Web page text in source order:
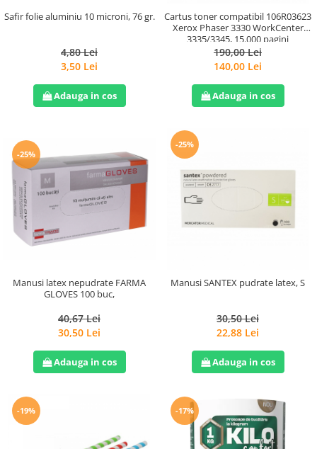
Safir folie aluminiu 10 microni, 76 gr.
4,80 Lei
3,50 Lei
Adauga in cos
Cartus toner compatibil 106R03623
Xerox Phaser 3330 WorkCenter
3335/3345, 15.000 pagini
190,00 Lei
140,00 Lei
Adauga in cos
-25%
Manusi latex nepudrate FARMA
GLOVES 100 buc,
40,67 Lei
30,50 Lei
Adauga in cos
-25%
Manusi SANTEX pudrate latex, S
30,50 Lei
22,88 Lei
Adauga in cos
-19% -17%